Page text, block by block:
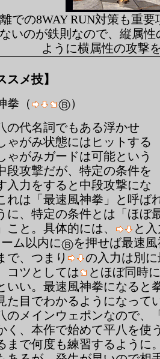
での8WAY RUN対策も重
いのが鉄則なので、縦属
ように横属性の攻撃
スメ技】
拳（
）
代名詞でもある浮かせ
ゃがみ状態にはヒットする
ゃがみガードは可能という
段攻撃だが、特定の条件を
入力をすると中段攻撃にな
れは「最速風神拳」と呼ば
に、特定の条件とは「ほぼ
こと。具体的には、
と
ム以内に
を押せば最速
で、つまり
の入力は別
コツとしては
とほぼ同時に
いい。最速風神拳になると
た目でわかるようになって
のメインウェポンなので、
く、本作で始めて平八を使
まで何度も練習するように